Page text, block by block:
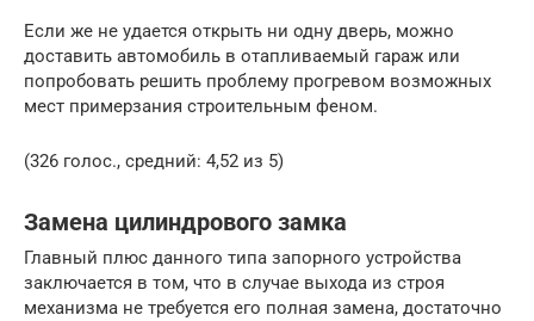
Если же не удается открыть ни одну дверь, можно
доставить автомобиль в отапливаемый гараж или
попробовать решить проблему прогревом возможных
мест примерзания строительным феном.
(326 голос., средний: 4,52 из 5)
Замена цилиндрового замка
Главный плюс данного типа запорного устройства
заключается в том, что в случае выхода из строя
механизма не требуется его полная замена, достаточно